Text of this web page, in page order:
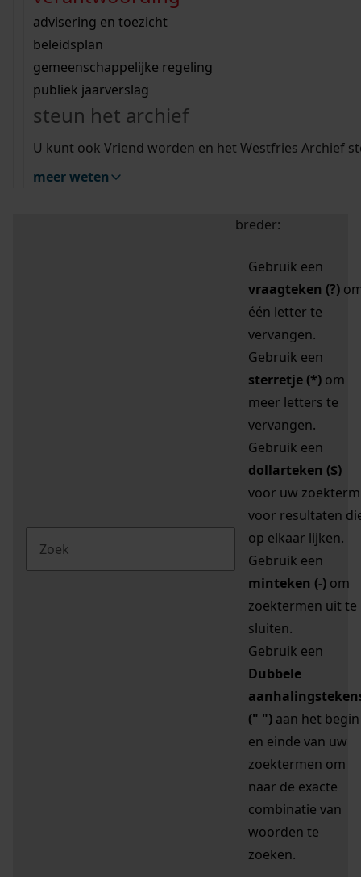
bouwvergunningen
omgevingsvergunningen
vergunningen
beeld en geluid
uitleg nodig?
Wij helpen u op weg met een aantal zoektips.
bekijk alle zoektips
Wij helpen u op weg met een aantal zoektips.
bekijk alle zoektips
bekijk ons geschiedenislokaal
advisering en toezicht
beleidsplan
gemeenschappelijke regeling
publiek jaarverslag
steun het archief
U kunt ook Vriend worden en het Westfries Archief
meer weten
zoektips
Mijn Studiezaal (inloggen)
uw zoekopdracht te
breder:
Gebruik een
vraagteken (?)
één letter te
vervangen.
Gebruik een
sterretje (*) om
meer letters te
vervangen.
Gebruik een
dollarteken ($)
voor uw zoekterm
voor resultaten
op elkaar lijken.
Gebruik een
minteken (-) om
zoektermen uit te
sluiten.
Gebruik een
Dubbele
(" ") aan het begin
en einde van uw
zoektermen om
naar de exacte
combinatie van
woorden te
zoeken.